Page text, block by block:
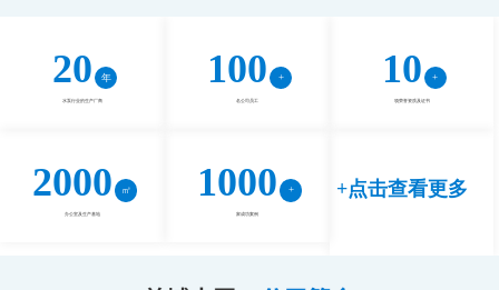
20
水泵行业的生产厂商
100
名公司员工
10
项荣誉资质及证书
2000
办公室及生产基地
1000
家成功案例
+点击查看更多